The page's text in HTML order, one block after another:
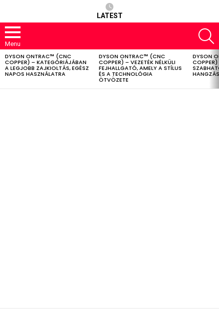
LATEST
Menu
LATEST
STORIES
DYSON ONTRAC™ (CNC
COPPER) – KATEGÓRIÁJÁBAN
A LEGJOBB ZAJKIOLTÁS, EGÉSZ
NAPOS HASZNÁLATRA
DYSON ONTRAC™ (CNC
COPPER) – VEZETÉK NÉLKÜLI
FEJHALLGATÓ, AMELY A STÍLUS
ÉS A TECHNOLÓGIA
ÖTVÖZETE
DYSON
COPPER)